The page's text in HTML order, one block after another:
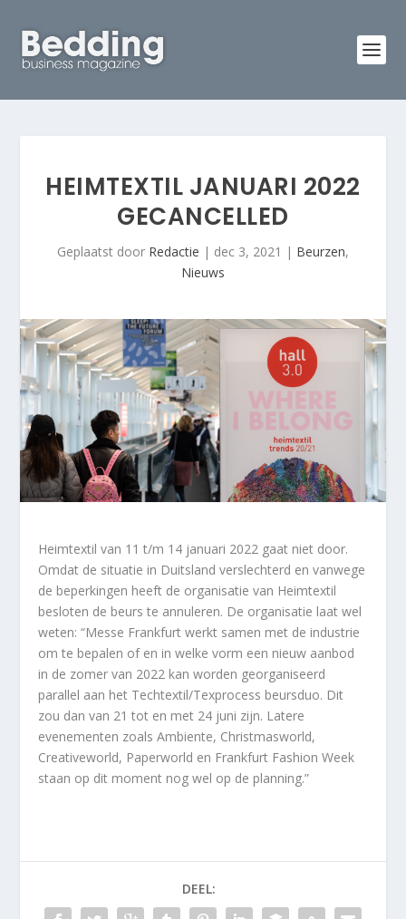
HEIMTEXTIL JANUARI 2022
GECANCELLED
Geplaatst door Redactie | dec 3, 2021 | Beurzen,
Nieuws
Heimtextil van 11 t/m 14 januari 2022 gaat niet door.
Omdat de situatie in Duitsland verslechterd en vanwege
de beperkingen heeft de organisatie van Heimtextil
besloten de beurs te annuleren. De organisatie laat wel
weten: “Messe Frankfurt werkt samen met de industrie
om te bepalen of en in welke vorm een ​​nieuw aanbod
in de zomer van 2022 kan worden georganiseerd
parallel aan het Techtextil/Texprocess beursduo. Dit
zou dan van 21 tot en met 24 juni zijn. Latere
evenementen zoals Ambiente, Christmasworld,
Creativeworld, Paperworld en Frankfurt Fashion Week
staan ​​op dit moment nog wel op de planning.”
DEEL: